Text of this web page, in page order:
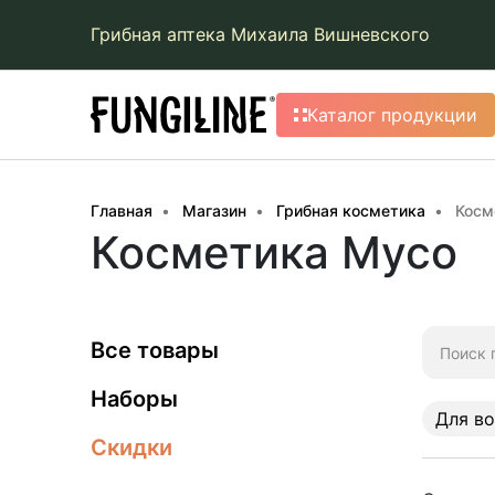
Грибная аптека Михаила Вишневского
Каталог продукции
Главная Магазин Грибная косметика
Косметика Myco
Для
Все товары
Наборы
Скидки